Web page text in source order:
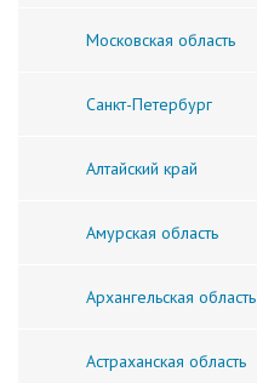
Московская область
Санкт-Петербург
Алтайский край
Амурская область
Архангельская область
Астраханская область